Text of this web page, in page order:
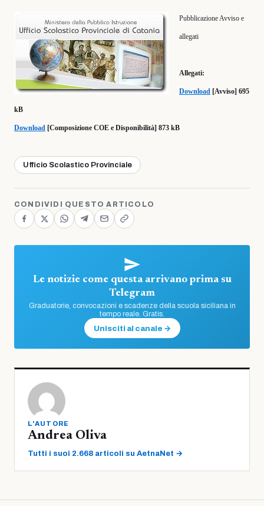
Pubblicazione Avviso e
allegati
Allegati:
Download [Avviso] 695
kB
Download [Composizione COE e Disponibilità] 873 kB
Ufficio Scolastico Provinciale
CONDIVIDI QUESTO ARTICOLO
Le notizie come questa arrivano prima su
Telegram
Graduatorie, convocazioni e scadenze della scuola siciliana in
tempo reale. Gratis.
Unisciti al canale →
L'AUTORE
Andrea Oliva
Tutti i suoi 2.668 articoli su AetnaNet →